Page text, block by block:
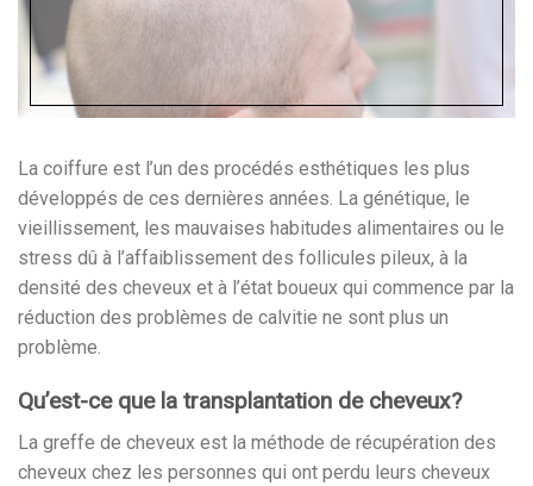
La coiffure est l’un des procédés esthétiques les plus
développés de ces dernières années. La génétique, le
vieillissement, les mauvaises habitudes alimentaires ou le
stress dû à l’affaiblissement des follicules pileux, à la
densité des cheveux et à l’état boueux qui commence par la
réduction des problèmes de calvitie ne sont plus un
problème.
Qu’est-ce que la transplantation de cheveux?
La greffe de cheveux est la méthode de récupération des
cheveux chez les personnes qui ont perdu leurs cheveux